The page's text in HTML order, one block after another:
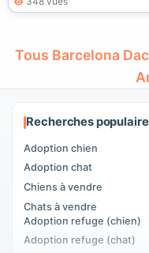
Tous Barcelona
Recherches
Adoption chien
Adoption chat
Chiens à vendre
Chats à vendre
Adoption refuge (chien)
Adoption refuge (chat)